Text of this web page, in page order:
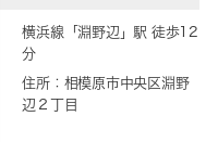
横浜線「淵野辺 」駅 徒歩12
分
住所：相模原市中央区淵野
辺２丁目